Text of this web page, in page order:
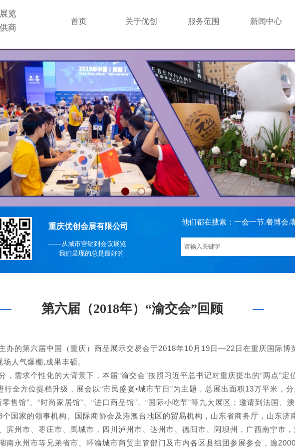
览
商
首页 关于优创 服务范围 新闻中心
他们都在搜索：一会一节.餐博会.
重庆优创会展有限公司
——从城市营销到会议展览
我们呈现的总是最好的
第六届（2018年）“渝交会”回顾
的第六届中国（重庆）商品展示交易会于2018年10月19日—22日在重庆国际博
人气爆棚,成果丰硕。
求个性化的大背景下，本届“渝交会”按照习近平总书记对重庆提出的“两点”定位
行全方位提档升级，展会以“市民盛宴•城市节日”为主题，总展出面积13万平米，
零售馆”、“时尚家居馆”、“进口商品馆”、“国际小吃节”等九大展区；邀请到法国、
国家的领事机构、国际商协会及港澳台地区的贸易机构，山东省商务厅，山东济
滨州市、枣庄市、禹城市，四川泸州市、达州市、德阳市、阿坝州，广西南宁市
南永州市等兄弟省市、环渝城市商贸主管部门及市内各区县组团参展参会，逾